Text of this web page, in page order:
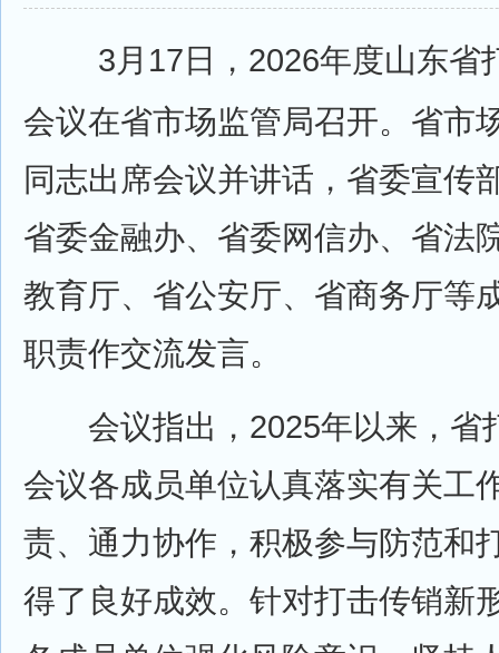
3月17日，2026年度山东省
会议在省市场监管局召开。省市
同志出席会议并讲话，省委宣传
省委金融办、省委网信办、省法
教育厅、省公安厅、省商务厅等
职责作交流发言。
会议指出，2025年以来，省
会议各成员单位认真落实有关工
责、通力协作，积极参与防范和
得了良好成效。针对打击传销新